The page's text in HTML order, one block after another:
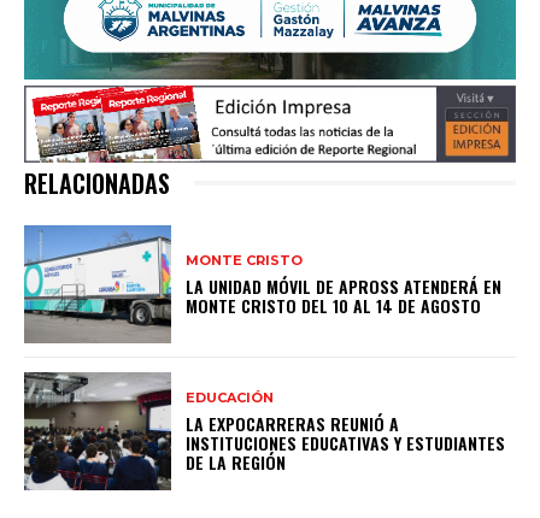
RELACIONADAS
MONTE CRISTO
LA UNIDAD MÓVIL DE APROSS ATENDERÁ EN
MONTE CRISTO DEL 10 AL 14 DE AGOSTO
EDUCACIÓN
LA EXPOCARRERAS REUNIÓ A
INSTITUCIONES EDUCATIVAS Y ESTUDIANTES
DE LA REGIÓN